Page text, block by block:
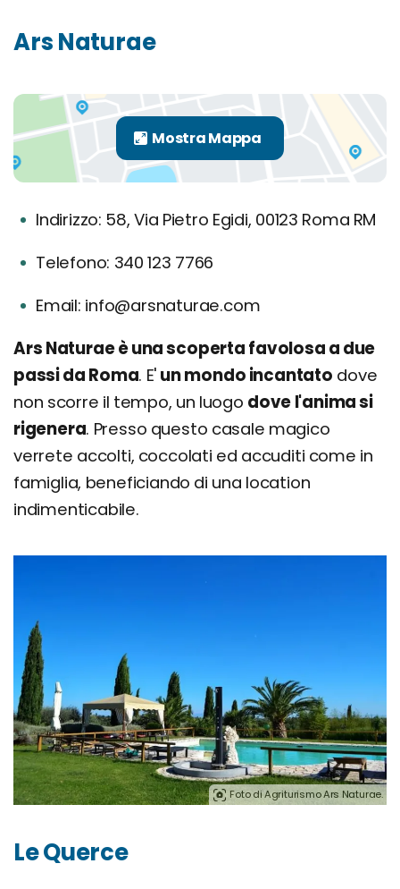
Ars Naturae
Indirizzo: 58, Via Pietro Egidi, 00123 Roma RM
Telefono: 340 123 7766
Email: info@arsnaturae.com
Ars Naturae è una scoperta favolosa a due
passi da Roma. E' un mondo incantato dove
non scorre il tempo, un luogo dove l'anima si
rigenera. Presso questo casale magico
verrete accolti, coccolati ed accuditi come in
famiglia, beneficiando di una location
indimenticabile.
Foto di Agriturismo Ars Naturae.
Le Querce